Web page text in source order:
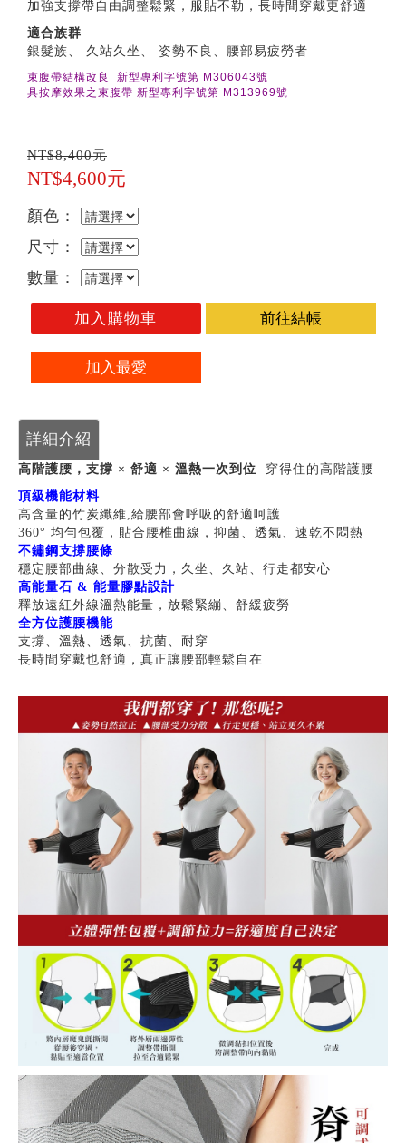
加強支撐帶自由調整鬆緊，服貼不勒，長時間穿戴更舒適
適合族群
銀髮族、 久站久坐、 姿勢不良、腰部易疲勞者
束腹帶結構改良 新型專利字號第 M306043號
具按摩效果之束腹帶 新型專利字號第 M313969號
NT$8,400元
NT$4,600元
顏色：
尺寸：
數量：
加入購物車 前往結帳
加入最愛
詳細介紹
高階護腰，支撐 × 舒適 × 溫熱一次到位 穿得住的高階護腰
頂級機能材料
高含量的竹炭纖維,給腰部會呼吸的舒適呵護
360° 均勻包覆，貼合腰椎曲線，抑菌、透氣、速乾不悶熱
不鏽鋼支撐腰條
穩定腰部曲線、分散受力，久坐、久站、行走都安心
高能量石 & 能量膠點設計
釋放遠紅外線溫熱能量，放鬆緊繃、舒緩疲勞
全方位護腰機能
支撐、溫熱、透氣、抗菌、耐穿
長時間穿戴也舒適，真正讓腰部輕鬆自在